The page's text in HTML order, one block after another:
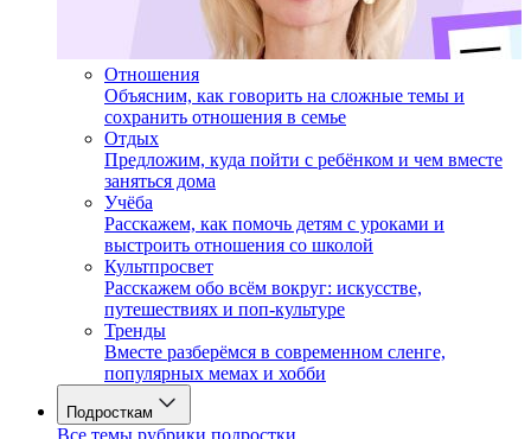
Отношения
Объясним, как говорить на сложные темы и
сохранить отношения в семье
Отдых
Предложим, куда пойти с ребёнком и чем вместе
заняться дома
Учёба
Расскажем, как помочь детям с уроками и
выстроить отношения со школой
Культпросвет
Расскажем обо всём вокруг: искусстве,
путешествиях и поп-культуре
Тренды
Вместе разберёмся в современном сленге,
популярных мемах и хобби
Подросткам
Все темы рубрики подростки